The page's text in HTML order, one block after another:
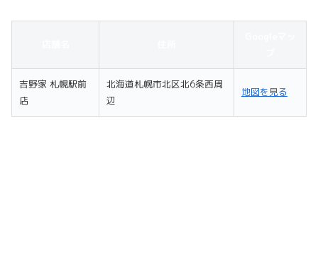
吉野家 札幌駅前
店
北海道札幌市北区北6条西周
辺
地図を見る